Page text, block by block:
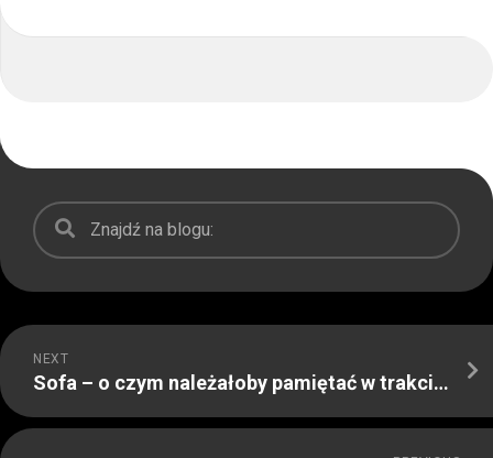
NEXT
Sofa – o czym należałoby pamiętać w trakcie zakupu?